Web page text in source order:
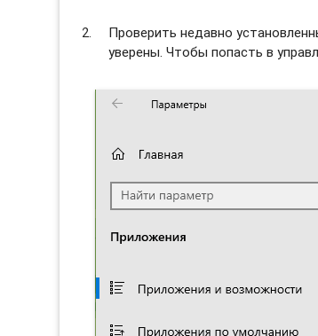
Проверить недавно
уверены. Чтобы попасть в